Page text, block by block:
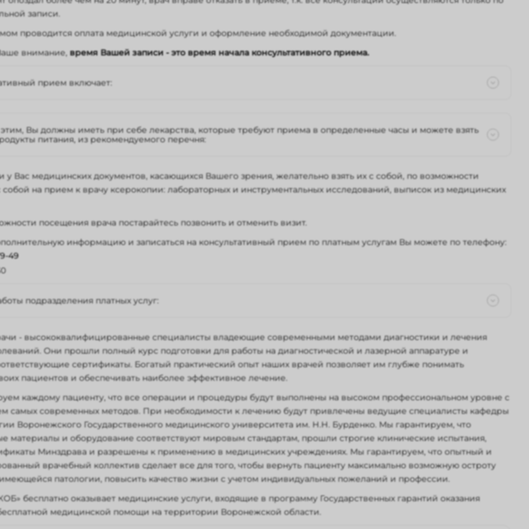
прием врача-офтальмолога высшей категории с медицинской сестрой для динамического
прием врача-офтальмолога, кандидата медицинских наук с медицинской сестрой для
наблюдения;
записи.
проводится оплата медицинской услуги и оформление необходимой документации.
внимание, время Вашей записи - это время начала консультативного приема.
прием включает:
достижение максимального мидриаза), возможно неоднократное посещение кабинета;
осмотр, по результатам которого в зависимости от имеющейся глазной патологии Вам может
или потребовать дополнительного визита в другой день, назначенный врачом.
этим, Вы должны иметь при себе лекарства, которые требуют приема в определенные часы и можете взять
питания, из рекомендуемого перечня:
(вымытые)
сок в потребительской упаковке
сухари
у Вас медицинских документов, касающихся Вашего зрения, желательно взять их с собой, по возможности
собой на прием к врачу ксерокопии: лабораторных и инструментальных исследований, выписок из медицинских
посещения врача постарайтесь позвонить и отменить визит.
информацию и записаться на консультативный прием по платным услугам Вы можете по телефону:
49
подразделения платных услуг:
пятница - с 8:00 до 20:00
- с 9:00 до 14:00
– выходной.
- высококвалифицированные специалисты владеющие современными методами диагностики и лечения
Они прошли полный курс подготовки для работы на диагностической и лазерной аппаратуре и
сертификаты. Богатый практический опыт наших врачей позволяет им глубже понимать
пациентов и обеспечивать наиболее эффективное лечение.
каждому пациенту, что все операции и процедуры будут выполнены на высоком профессиональном уровне с
самых современных методов. При необходимости к лечению будут привлечены ведущие специалисты кафедры
Воронежского Государственного медицинского университета им. Н.Н. Бурденко. Мы гарантируем, что
материалы и оборудование соответствуют мировым стандартам, прошли строгие клинические испытания,
Минздрава и разрешены к применению в медицинских учреждениях. Мы гарантируем, что опытный и
врачебный коллектив сделает все для того, чтобы вернуть пациенту максимально возможную остроту
патологии, повысить качество жизни с учетом индивидуальных пожеланий и профессии.
бесплатно оказывает медицинские услуги, входящие в программу Государственных гарантий оказания
медицинской помощи на территории Воронежской области.